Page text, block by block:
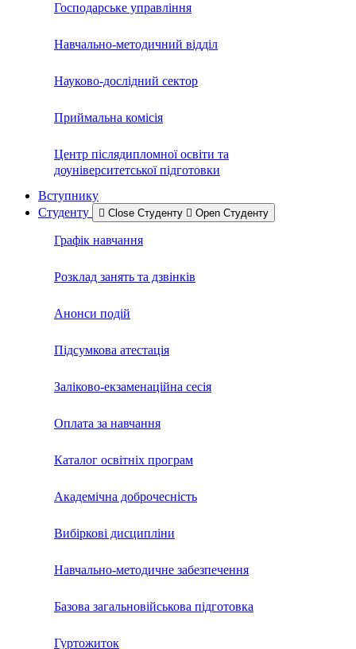
Господарське управління
Навчально-методичний відділ
Науково-дослідний сектор
Приймальна комісія
Центр післядипломної освіти та
доуніверситетської підготовки
Вступнику
Студенту
Close Студенту Open Студенту
Графік навчання
Розклад занять та дзвінків
Анонси подій
Підсумкова атестація
Заліково-екзаменаційна сесія
Оплата за навчання
Каталог освітніх програм
Академічна доброчесність
Вибіркові дисципліни
Навчально-методичне забезпечення
Базова загальновійськова підготовка
Гуртожиток